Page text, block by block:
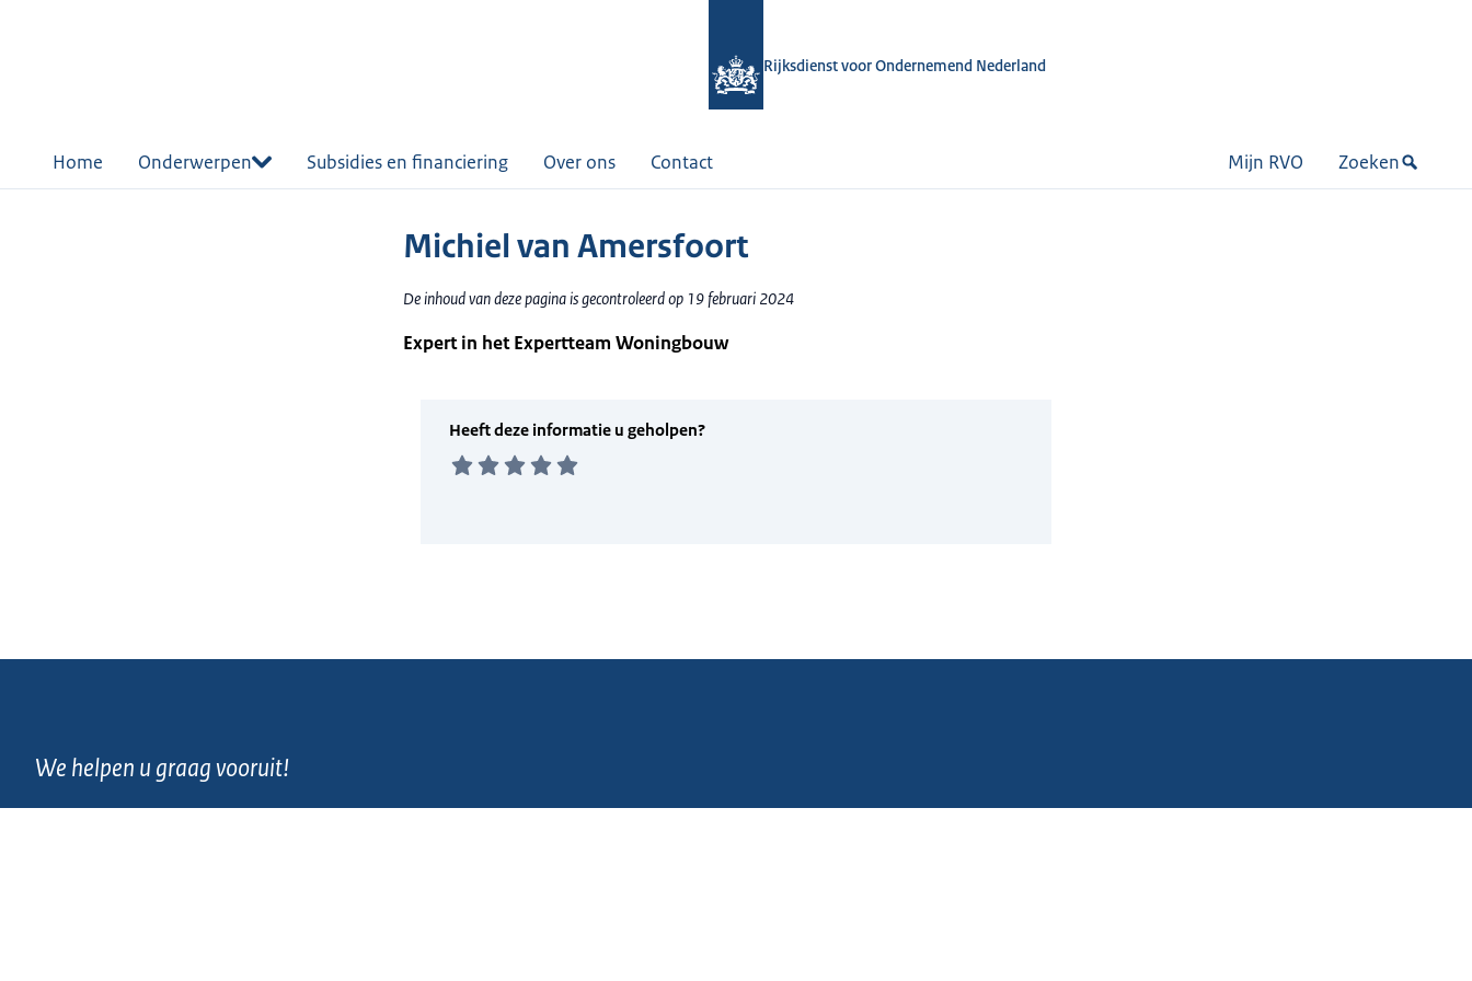
Rijksdienst voor Ondernemend Nederland
Home Onderwerpen Subsidies en financiering Over ons Contact Mijn RVO Zoeken
Michiel van Amersfoort
De inhoud van deze pagina is gecontroleerd op 19 februari 2024
Expert in het Expertteam Woningbouw
We helpen u graag vooruit!